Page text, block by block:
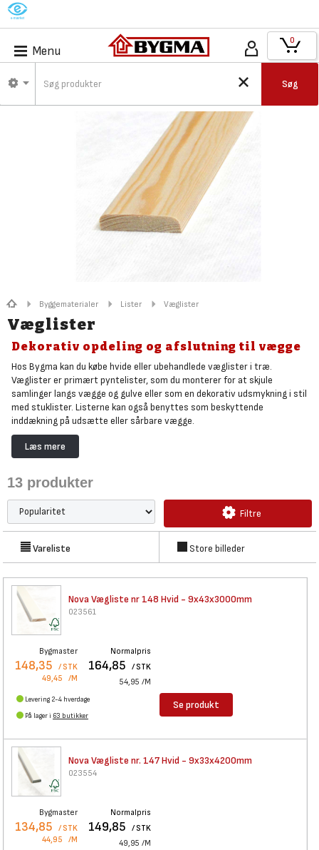
M
Menu
Søg
0
Byggematerialer Lister Væglister
Væglister
Dekorativ opdeling og afslutning til vægge
Hos Bygma kan du købe hvide eller ubehandlede væglister i træ.
Væglister er primært pyntelister, som du monterer for at skjule
samlinger langs vægge og gulve eller som en dekorativ udsmykning i stil
med stuklister. Listerne kan også benyttes som beskyttende
inddækning på udsætte eller sårbare vægge.
I udvalget hos Bygma fører vi væglister med mange forskellige profiler,
lige fra firkantede lister, der tilfører stilrene indretninger et enkelt
fremstillet i træ af bedste kvalitet.
Hvis du søger en bestemt profil, som du ikke finder hos Bygma Online,
kan du med fordel
kontakte din lokale Bygma
. Alternativt kan du kigge i
Bygmas øvrige udvalg af lister.
Læs mere
13 produkter
Filtre
Vareliste Store billeder
Nova Vægliste nr 148 Hvid - 9x43x3000mm
023561
Bygmaster
148,35 / STK
49,45 /M
Normalpris
164,85 / STK
54,95 /M
Levering 2-4 hverdage
På lager i 63 butikker
Se produkt
Nova Vægliste nr. 147 Hvid - 9x33x4200mm
023554
Bygmaster
134,85 / STK
44,95 /M
Normalpris
149,85 / STK
49,95 /M